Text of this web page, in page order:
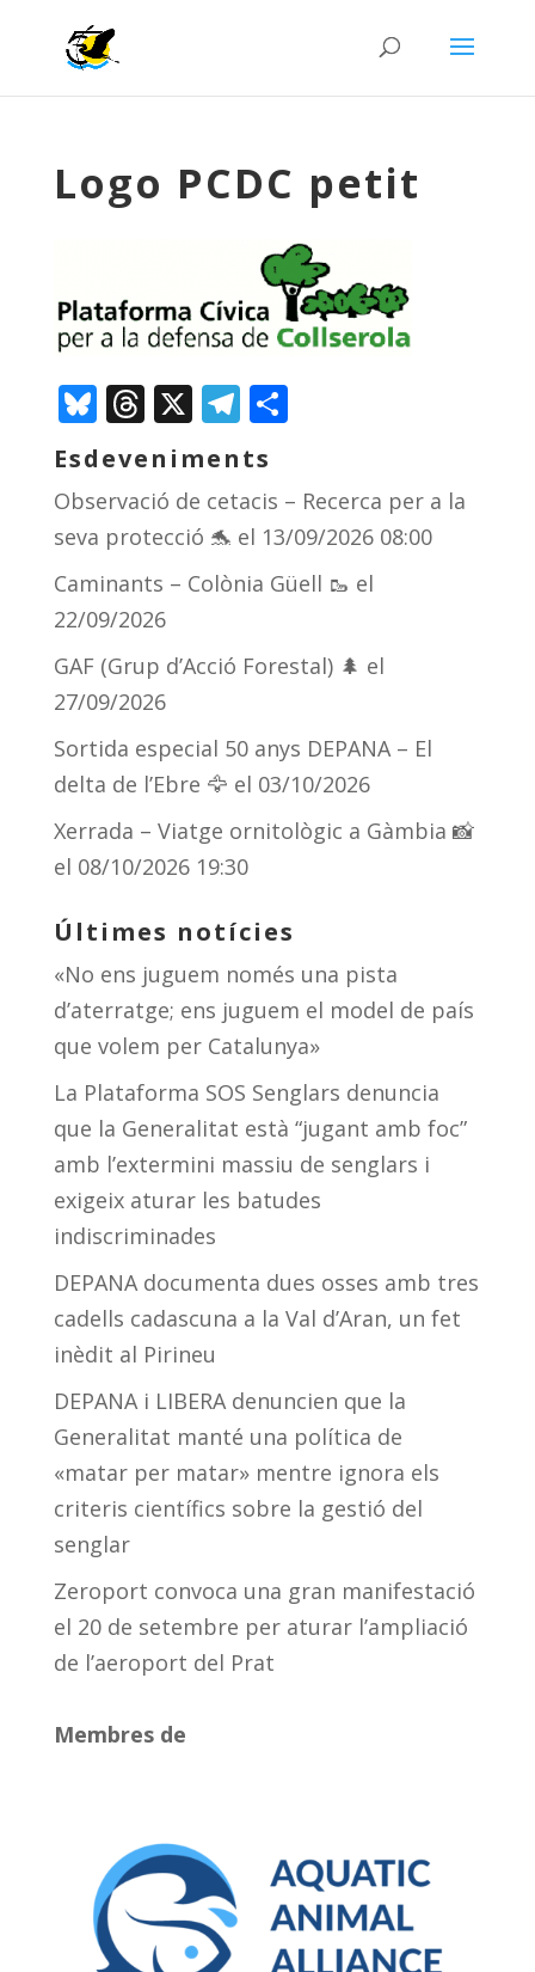
Logo PCDC petit
Bluesky
Threads
X Telegram
Comparteix
Esdeveniments
Observació de cetacis – Recerca per a la
seva protecció 🐬 el 13/09/2026 08:00
Caminants – Colònia Güell 🥾 el
22/09/2026
GAF (Grup d’Acció Forestal) 🌲 el
27/09/2026
Sortida especial 50 anys DEPANA – El
delta de l’Ebre 🦅 el 03/10/2026
Xerrada – Viatge ornitològic a Gàmbia 📸
el 08/10/2026 19:30
Últimes notícies
«No ens juguem només una pista
d’aterratge; ens juguem el model de país
que volem per Catalunya»
La Plataforma SOS Senglars denuncia
que la Generalitat està “jugant amb foc”
amb l’extermini massiu de senglars i
exigeix aturar les batudes
indiscriminades
DEPANA documenta dues osses amb tres
cadells cadascuna a la Val d’Aran, un fet
inèdit al Pirineu
DEPANA i LIBERA denuncien que la
Generalitat manté una política de
«matar per matar» mentre ignora els
criteris científics sobre la gestió del
senglar
Zeroport convoca una gran manifestació
el 20 de setembre per aturar l’ampliació
de l’aeroport del Prat
Membres de